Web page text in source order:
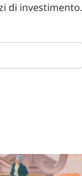
di investimento.